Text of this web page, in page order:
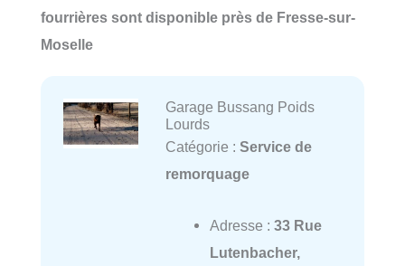
fourrières sont disponible près de Fresse-sur-
Moselle
Garage Bussang Poids
Lourds
Catégorie : Service de
remorquage
Adresse : 33 Rue
Lutenbacher,